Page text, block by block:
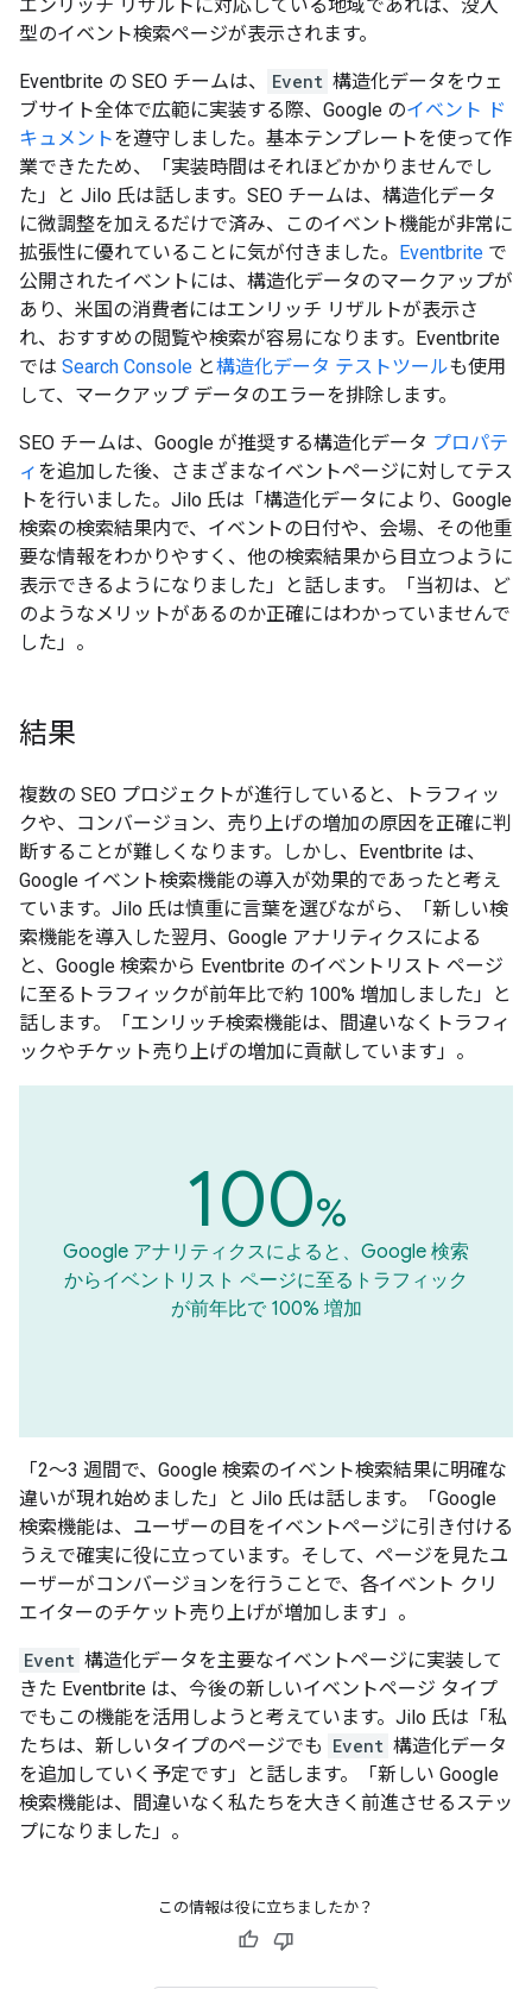
エンリッチ リザルトに対応している地域であれば、没入
型のイベント検索ページが表示されます。
Eventbrite の SEO チームは、 Event 構造化データをウェ
ブサイト全体で広範に実装する際、Google のイベント ド
キュメントを遵守しました。基本テンプレートを使って作
業できたため、「実装時間はそれほどかかりませんでし
た」と Jilo 氏は話します。SEO チームは、構造化データ
に微調整を加えるだけで済み、このイベント機能が非常に
拡張性に優れていることに気が付きました。 Eventbrite で
公開されたイベントには、構造化データのマークアップが
あり、米国の消費者にはエンリッチ リザルトが表示さ
れ、おすすめの閲覧や検索が容易になります。Eventbrite
では Search Console と構造化データ テストツールも使用
して、マークアップ データのエラーを排除します。
SEO チームは、Google が推奨する構造化データ プロパテ
ィ を追加した後、さまざまなイベントページに対してテス
トを行いました。Jilo 氏は「構造化データにより、Google
検索の検索結果内で、イベントの日付や、会場、その他重
要な情報をわかりやすく、他の検索結果から目立つように
表示できるようになりました」と話します。「当初は、ど
のようなメリットがあるのか正確にはわかっていませんで
した」。
結果
複数の SEO プロジェクトが進行していると、トラフィッ
クや、コンバージョン、売り上げの増加の原因を正確に判
断することが難しくなります。しかし、Eventbrite は、
Google イベント検索機能の導入が効果的であったと考え
ています。Jilo 氏は慎重に言葉を選びながら、「新しい検
索機能を導入した翌月、Google アナリティクスによる
と、Google 検索から Eventbrite のイベントリスト ページ
に至るトラフィックが前年比で約 100% 増加しました」と
話します。「エンリッチ検索機能は、間違いなくトラフィ
ックやチケット売り上げの増加に貢献しています」。
100%
Google アナリティクスによると、Google 検索
からイベントリスト ページに至るトラフィック
が前年比で 100% 増加
「2～3 週間で、Google 検索のイベント検索結果に明確な
違いが現れ始めました」と Jilo 氏は話します。「Google
検索機能は、ユーザーの目をイベントページに引き付ける
うえで確実に役に立っています。そして、ページを見たユ
ーザーがコンバージョンを行うことで、各イベント クリ
エイターのチケット売り上げが増加します」。
Event 構造化データを主要なイベントページに実装して
きた Eventbrite は、今後の新しいイベントページ タイプ
でもこの機能を活用しようと考えています。Jilo 氏は「私
たちは、新しいタイプのページでも Event 構造化データ
を追加していく予定です」と話します。「新しい Google
検索機能は、間違いなく私たちを大きく前進させるステッ
プになりました」。
この情報は役に立ちましたか？